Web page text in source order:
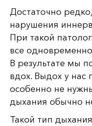
Достаточно
нарушения
При такой
все
В результате мы
вдох. Выдох у
особенно не
дыхания обычно
Такой тип